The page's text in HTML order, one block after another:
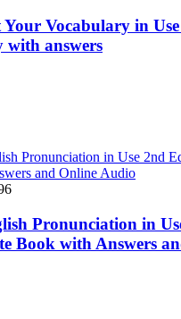
Your Vocabulary in
with answers
Pronunciation in
Book with Answers